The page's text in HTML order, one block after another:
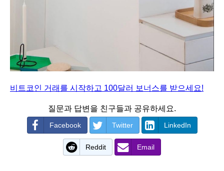
비트코인 거래를 시작하고 100달러 보너스를 받으세요!
질문과 답변을 친구들과 공유하세요.
Facebook Twitter LinkedIn
Reddit Email